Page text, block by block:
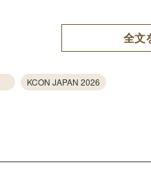
全文
KCON JAPAN 2026